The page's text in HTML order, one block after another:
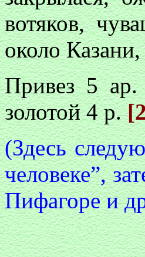
вотяков,
около
Привез 5
золотой 4 р.
(Здесь
человеке”,
Пифагоре и